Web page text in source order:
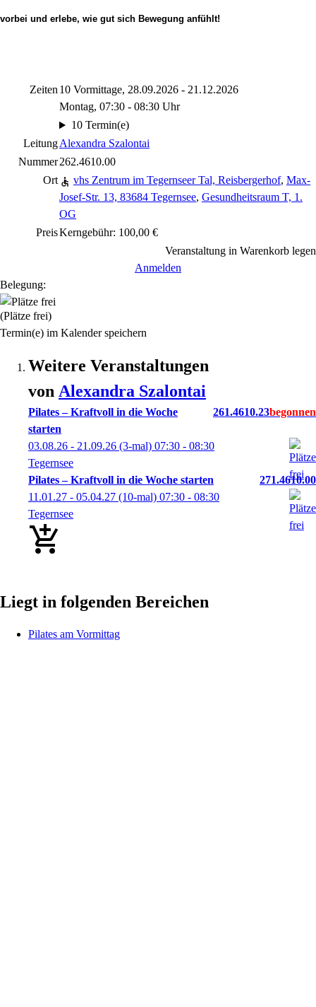
vorbei und erlebe, wie gut sich Bewegung anfühlt!
Zeiten 10 Vormittage, 28.09.2026 - 21.12.2026
Montag, 07:30 - 08:30 Uhr
10 Termin(e)
LeitungAlexandra Szalontai
Nummer262.4610.00
Ort
vhs Zentrum im Tegernseer Tal, Reisbergerhof, Max-
Josef-Str. 13, 83684 Tegernsee, Gesundheitsraum T, 1.
OG
PreisKerngebühr: 100,00 €
Veranstaltung in Warenkorb legen
Anmelden
Belegung:
(Plätze frei)
Termin(e) im Kalender speichern
Weitere Veranstaltungen
von Alexandra Szalontai
Pilates – Kraftvoll in die Woche
starten
261.4610.23
03.08.26 - 21.09.26 (3-mal) 07:30 - 08:30
Tegernsee
Pilates – Kraftvoll in die Woche starten
271.4610.00
11.01.27 - 05.04.27 (10-mal) 07:30 - 08:30
Tegernsee
Liegt in folgenden Bereichen
Pilates am Vormittag